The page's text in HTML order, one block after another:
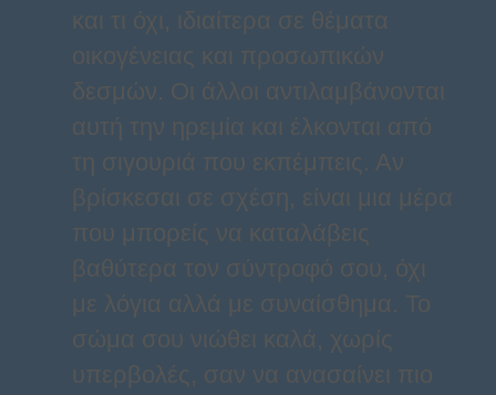
και τι όχι, ιδιαίτερα σε θέματα
οικογένειας και προσωπικών
δεσμών. Οι άλλοι αντιλαμβάνονται
αυτή την ηρεμία και έλκονται από
τη σιγουριά που εκπέμπεις. Αν
βρίσκεσαι σε σχέση, είναι μια μέρα
που μπορείς να καταλάβεις
βαθύτερα τον σύντροφό σου, όχι
με λόγια αλλά με συναίσθημα. Το
σώμα σου νιώθει καλά, χωρίς
υπερβολές, σαν να ανασαίνει πιο